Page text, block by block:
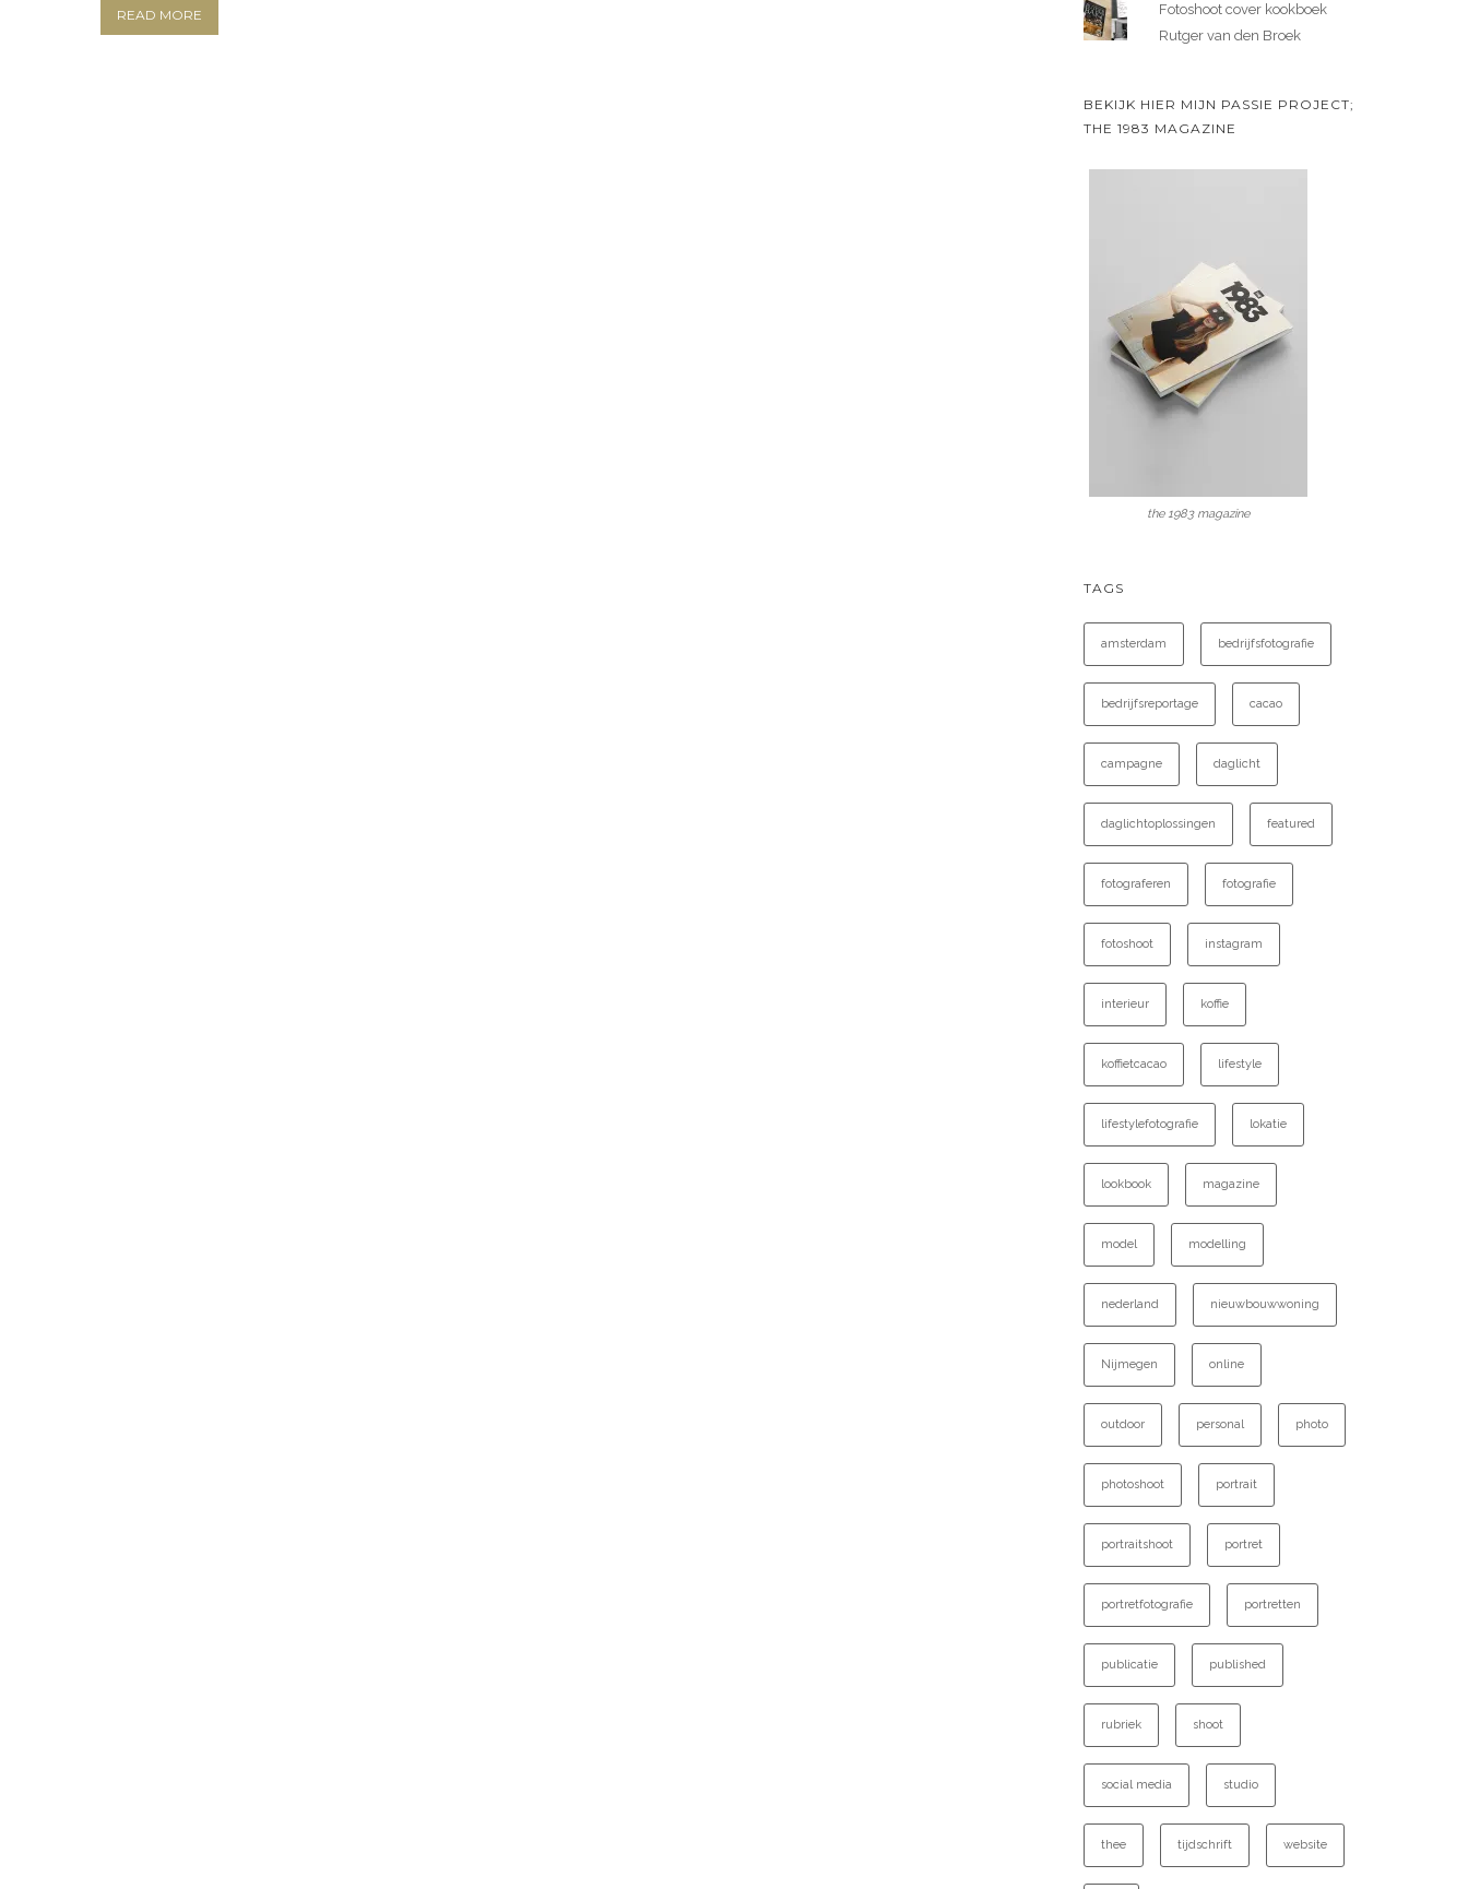
READ MORE
Fotoshoot cover kookboek
Rutger van den Broek
BEKIJK HIER MIJN PASSIE PROJECT;
THE 1983 MAGAZINE
the 1983 magazine
TAGS
amsterdam bedrijfsfotografie
bedrijfsreportage cacao
campagne daglicht
daglichtoplossingen featured
fotograferen fotografie
fotoshoot instagram
interieur koffie
koffietcacao lifestyle
lifestylefotografie lokatie
lookbook magazine
model modelling
nederland nieuwbouwwoning
Nijmegen online
outdoor personal photo
photoshoot portrait
portraitshoot portret
portretfotografie portretten
publicatie published
rubriek shoot
social media studio
thee tijdschrift website